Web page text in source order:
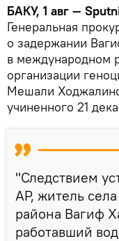
БАКУ, 1 авг —
Генеральная
о задержании
в международном
организации
Мешали
учиненного 21
"Следствием
АР, житель
района Вагиф
работавший